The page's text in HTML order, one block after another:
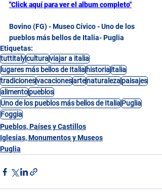
"Click aquí para ver el album completo"
Bovino (FG) - Museo Cívico - Uno de los
pueblos más bellos de Italia- Puglia
Etiquetas:
tuttitalyculturaviajar a italia
lugares más bellos de Italiahistoriaitalia
tradicionesvacacionesartenaturalezapaisajes
alimentopueblos
Uno de los pueblos más bellos de ItaliaPuglia
Foggia
Pueblos, Países y Castillos
Iglesias, Monumentos y Museos
Puglia